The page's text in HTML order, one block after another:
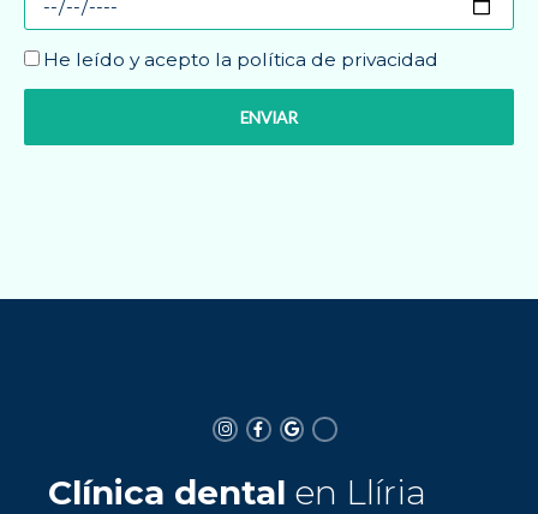
He leído y acepto la política de privacidad
ENVIAR
Clínica dental en Llíria